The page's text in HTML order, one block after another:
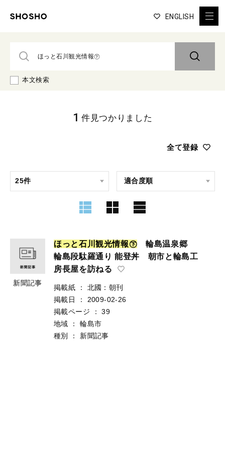
ENGLISH
本文検索
全て登録
1 件見つかりました
新聞記事
ほ っと石 川観光情報㊦ 輪島温泉郷
輪島段駄羅通り 能登丼 朝市と輪島工
房長屋を訪ねる
掲載紙 ：
北國：朝刊
掲載日
：
2009-02-26
掲載ページ
：
39
地域
：
輪島市
種別
： 新聞記事